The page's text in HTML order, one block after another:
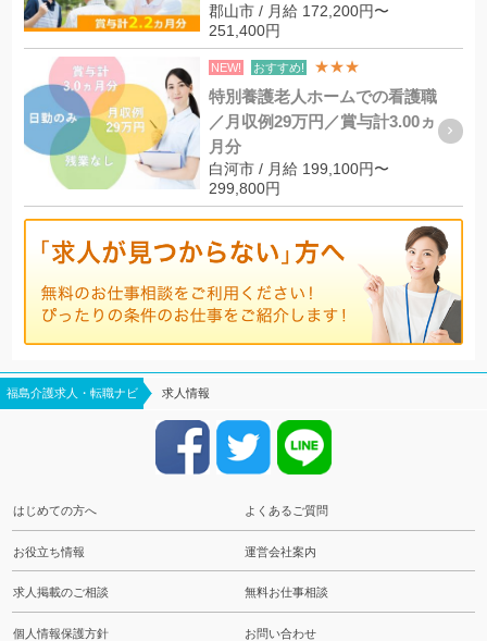
郡山市 / 月給 172,200円〜
251,400円
NEW! おすすめ! ★★★
特別養護老人ホームでの看護職
／月収例29万円／賞与計3.00ヵ
月分
白河市 / 月給 199,100円〜
299,800円
福島介護求人・転職ナビ 求人情報
はじめての方へ よくあるご質問
お役立ち情報 運営会社案内
求人掲載のご相談 無料お仕事相談
個人情報保護方針 お問い合わせ